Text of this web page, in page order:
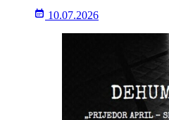
10.07.2026